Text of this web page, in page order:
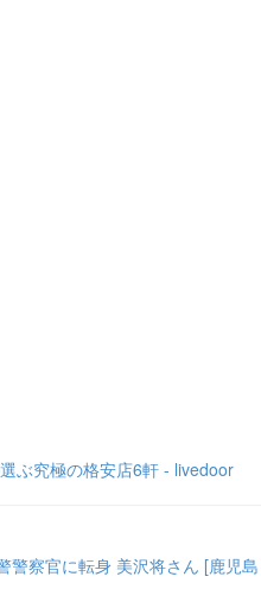
ぶ究極の格安店6軒 - livedoor
警察官に転身 美沢将さん [鹿児島